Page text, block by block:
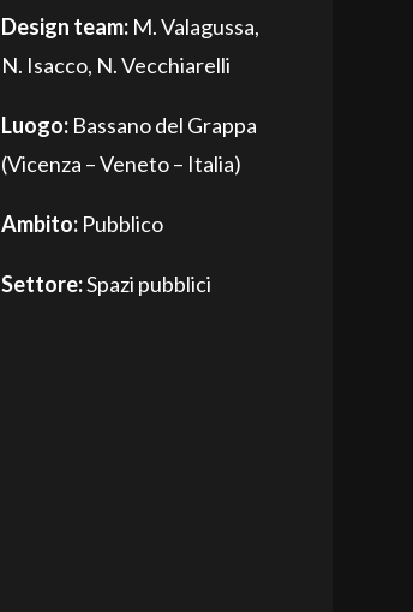
Design team:M. Valagussa,
N. Isacco, N. Vecchiarelli
Luogo:Bassano del Grappa
(Vicenza – Veneto – Italia)
Ambito:Pubblico
Settore:Spazi pubblici